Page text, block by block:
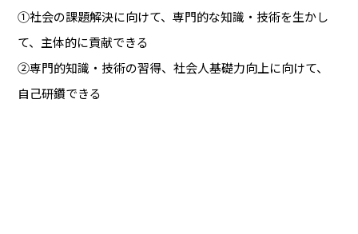
①社会の課題解決に向けて、専門的な知識・技術を生かし
て、主体的に貢献できる
②専門的知識・技術の習得、社会人基礎力向上に向けて、
自己研鑽できる